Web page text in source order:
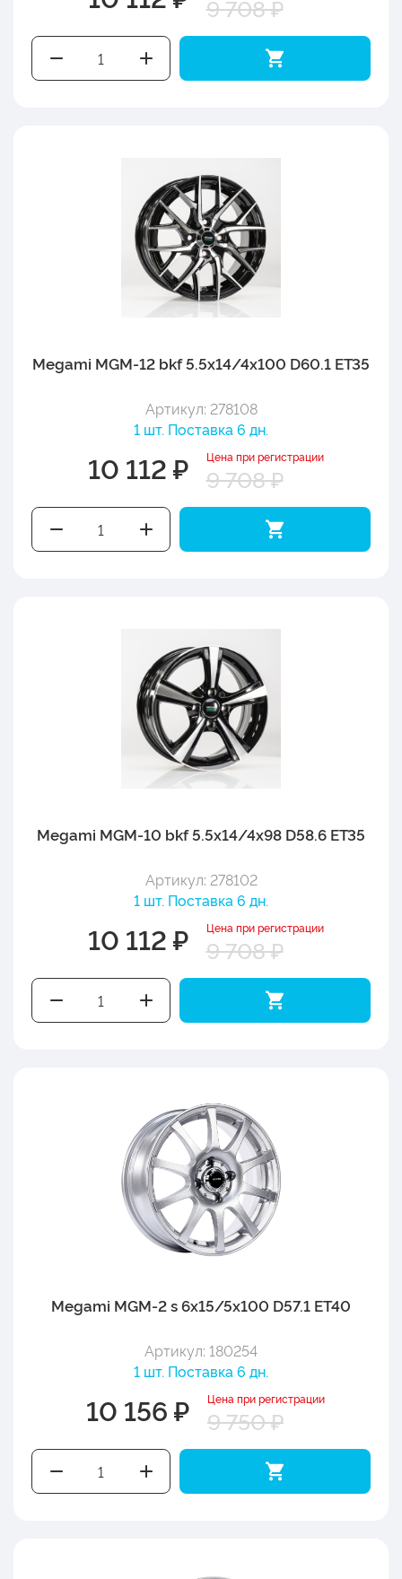
9 708 ₽
Megami MGM-12 bkf 5.5x14/4x100 D60.1 ET35
Артикул: 278108
1 шт. Поставка 6 дн.
10 112 ₽ Цена при регистрации
9 708 ₽
Megami MGM-10 bkf 5.5x14/4x98 D58.6 ET35
Артикул: 278102
1 шт. Поставка 6 дн.
10 112 ₽ Цена при регистрации
9 708 ₽
Megami MGM-2 s 6x15/5x100 D57.1 ET40
Артикул: 180254
1 шт. Поставка 6 дн.
10 156 ₽ Цена при регистрации
9 750 ₽